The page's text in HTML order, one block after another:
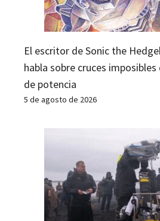
El escritor de Sonic the
habla sobre cruces
de potencia
5 de agosto de 2026